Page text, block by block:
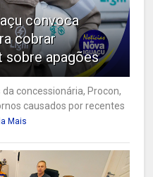
convoca
cobrar
sobre apagões
concessionária, Procon,
causados por recentes
Mais